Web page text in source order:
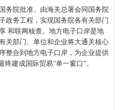
务院批准、由海关总署会同国务院
政务工程 ，实现国务院各有关部门
和联网核查。地方电子口岸是地
关部门、单位和企业将大通关核心
整合到地方电子口岸，为企业提供
建成国际贸易“单一窗口”。